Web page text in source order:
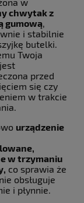
chwytak z
gumową,
i stabilnie
butelki.
Twoja
przed
się czy
w trakcie
urządzenie
w trzymaniu
co sprawia że
obsługuje
i płynnie.